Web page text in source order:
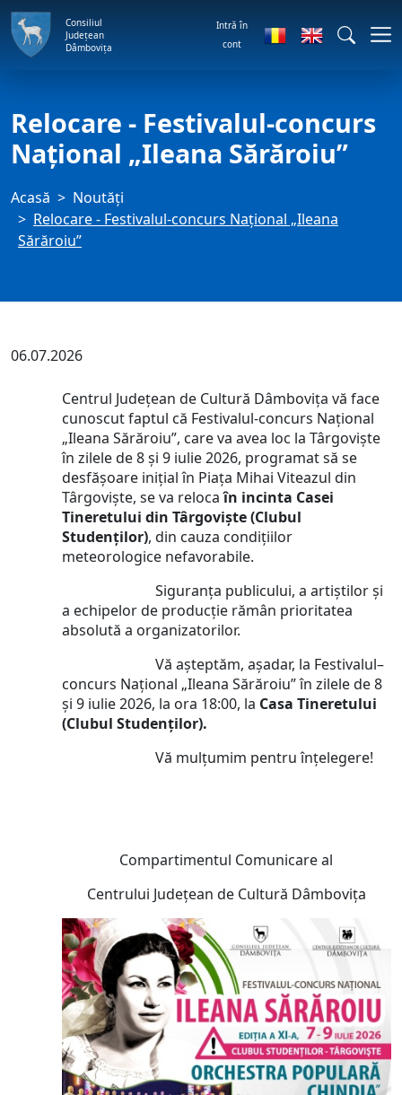
Consiliul
Județean
Dâmbovița
Intră în
cont
Relocare - Festivalul-concurs
Naţional „Ileana Sărăroiu”
Acasă
Noutăți
Relocare - Festivalul-concurs Naţional „Ileana
Sărăroiu”
06.07.2026
Centrul Județean de Cultură Dâmbovița vă face
cunoscut faptul că Festivalul-concurs Naţional
„Ileana Sărăroiu”, care va avea loc la Târgoviște
în zilele de 8 și 9 iulie 2026, programat să se
desfășoare inițial în Piața Mihai Viteazul din
Târgoviște, se va relocaîn incinta Casei
Tineretului din Târgoviște (Clubul
Studenților), din cauza condițiilor
meteorologice nefavorabile.
Siguranța publicului, a artiștilor și
a echipelor de producție rămân prioritatea
absolută a organizatorilor.
Vă aşteptăm, aşadar, la Festivalul–
concurs Naţional „Ileana Sărăroiu” în zilele de 8
și 9 iulie 2026, la ora 18:00, la Casa Tineretului
(Clubul Studenților).
Vă mulțumim pentru înțelegere!
Compartimentul Comunicare al
Centrului Judeţean de Cultură Dâmboviţa